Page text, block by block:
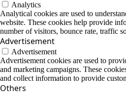
Analytics
Analytical cookies are used to
website. These cookies help provide
number of visitors, bounce rate, traffic
Advertisement
Advertisement
Advertisement cookies are used to
and marketing campaigns. These
and collect information to provide
Others